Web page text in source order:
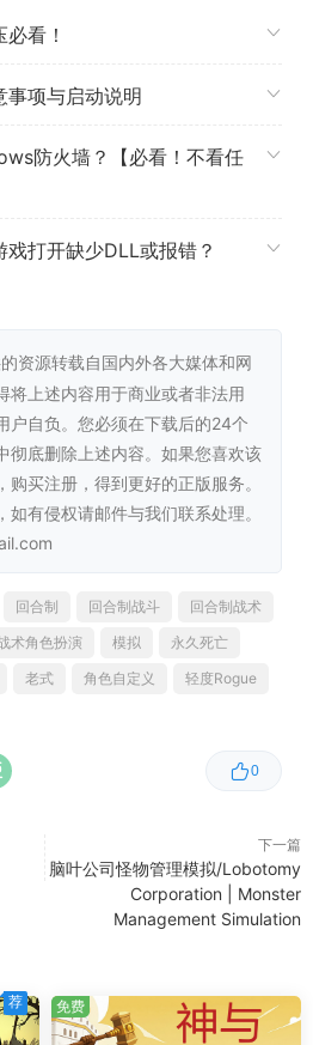
support
要 500 MB 可用空间
看！
事项与启动说明
防火墙？【必看！不看任
打开缺少DLL或报错？
资源转载自国内外各大媒体和网
将上述内容用于商业或者非法用
户自负。您必须在下载后的24个
彻底删除上述内容。如果您喜欢该
买注册，得到更好的正版服务。
有侵权请邮件与我们联系处理。
0
回合制 回合制战斗
回合制战术
术角色扮演 模拟
永久死亡
老式 角色自定义
轻度Rogue
下一篇
脑叶公司怪物管理模拟/Lobotomy
Corporation | Monster
Management Simulation
荐 免费